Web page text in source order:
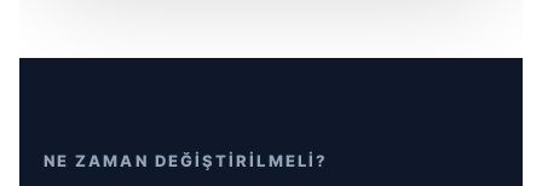
NE ZAMAN DEĞİŞTİRİLMELİ?